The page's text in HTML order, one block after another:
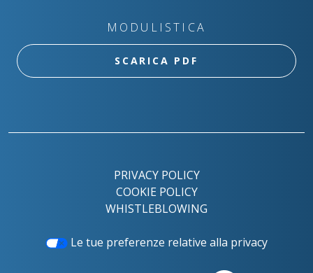
MODULISTICA
SCARICA PDF
PRIVACY POLICY
COOKIE POLICY
WHISTLEBLOWING
Le tue preferenze relative alla privacy